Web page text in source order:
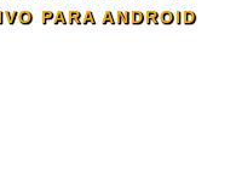
PARA ANDROID